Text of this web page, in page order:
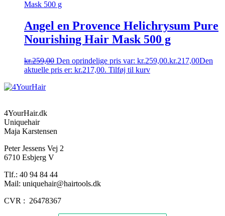
Angel en Provence Helichrysum Pure
Nourishing Hair Mask 500 g
kr.259,00 Den oprindelige pris var: kr.259,00.kr.217,00Den
aktuelle pris er: kr.217,00. Tilføj til kurv
4YourHair.dk
Uniquehair
Maja Karstensen
Peter Jessens Vej 2
6710 Esbjerg V
Tlf.: 40 94 84 44
Mail: uniquehair@hairtools.dk
CVR : 26478367